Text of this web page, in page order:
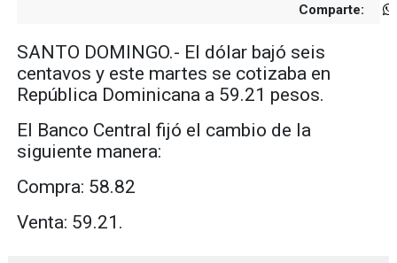
Comparte:
SANTO DOMINGO.- El dólar bajó seis
centavos y este martes se cotizaba en
República Dominicana a 59.21 pesos.
El Banco Central fijó el cambio de la
siguiente manera:
Compra: 58.82
Venta: 59.21.